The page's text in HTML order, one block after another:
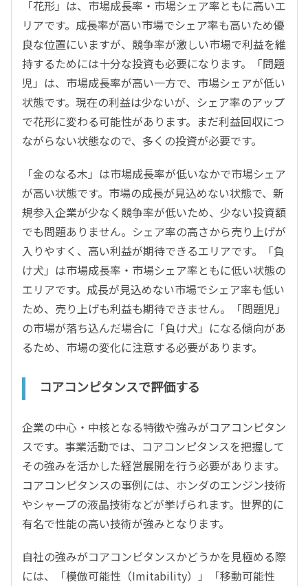
「花形」は、市場成長率・市場シェア率ともに高いエ
リアです。成長率が高い市場でシェア率も高いため優
良な位置にいますが、競争率が激しい市場で利益を維
持するためには十分な投資も必要になります。「問題
児」は、市場成長率が高い一方で、市場シェアが低い
状態です。現在の利益は少ないが、シェア率のアップ
で花形に変わる可能性があります。まだ利益回収につ
ながらない状態なので、多くの投資が必要です。
「金のなる木」は市場成長率が低いなかで市場シェア
が高い状態です。市場の成長が見込めない状態で、新
規参入企業が少なく競争率が低いため、少ない投資額
でも問題ありません。シェア率の高さから売り上げが
入りやすく、高い利益が期待できるエリアです。「負
け犬」は市場成長率・市場シェア率ともに低い状態の
エリアです。成長が見込めない市場でシェア率も低い
ため、売り上げも利益も期待できません。「問題児」
の市場が落ち込んだ場合に「負け犬」になる傾向があ
るため、市場の変化に注意する必要があります。
コアコンピタンスで評価する
企業の中心・中核となる特徴や強みがコアコンピタン
スです。事業活動では、コアコンピタンスを把握して
その強みを活かした経営展開を行う必要があります。
コアコンピタンスの事例には、ホンダのエンジン技術
やシャープの液晶技術などが挙げられます。世界的に
有名で性能の高い技術が強みとなります。
自社の強みがコアコンピタンスかどうかを見極める際
には、「模倣可能性（Imitability）」「移動可能性